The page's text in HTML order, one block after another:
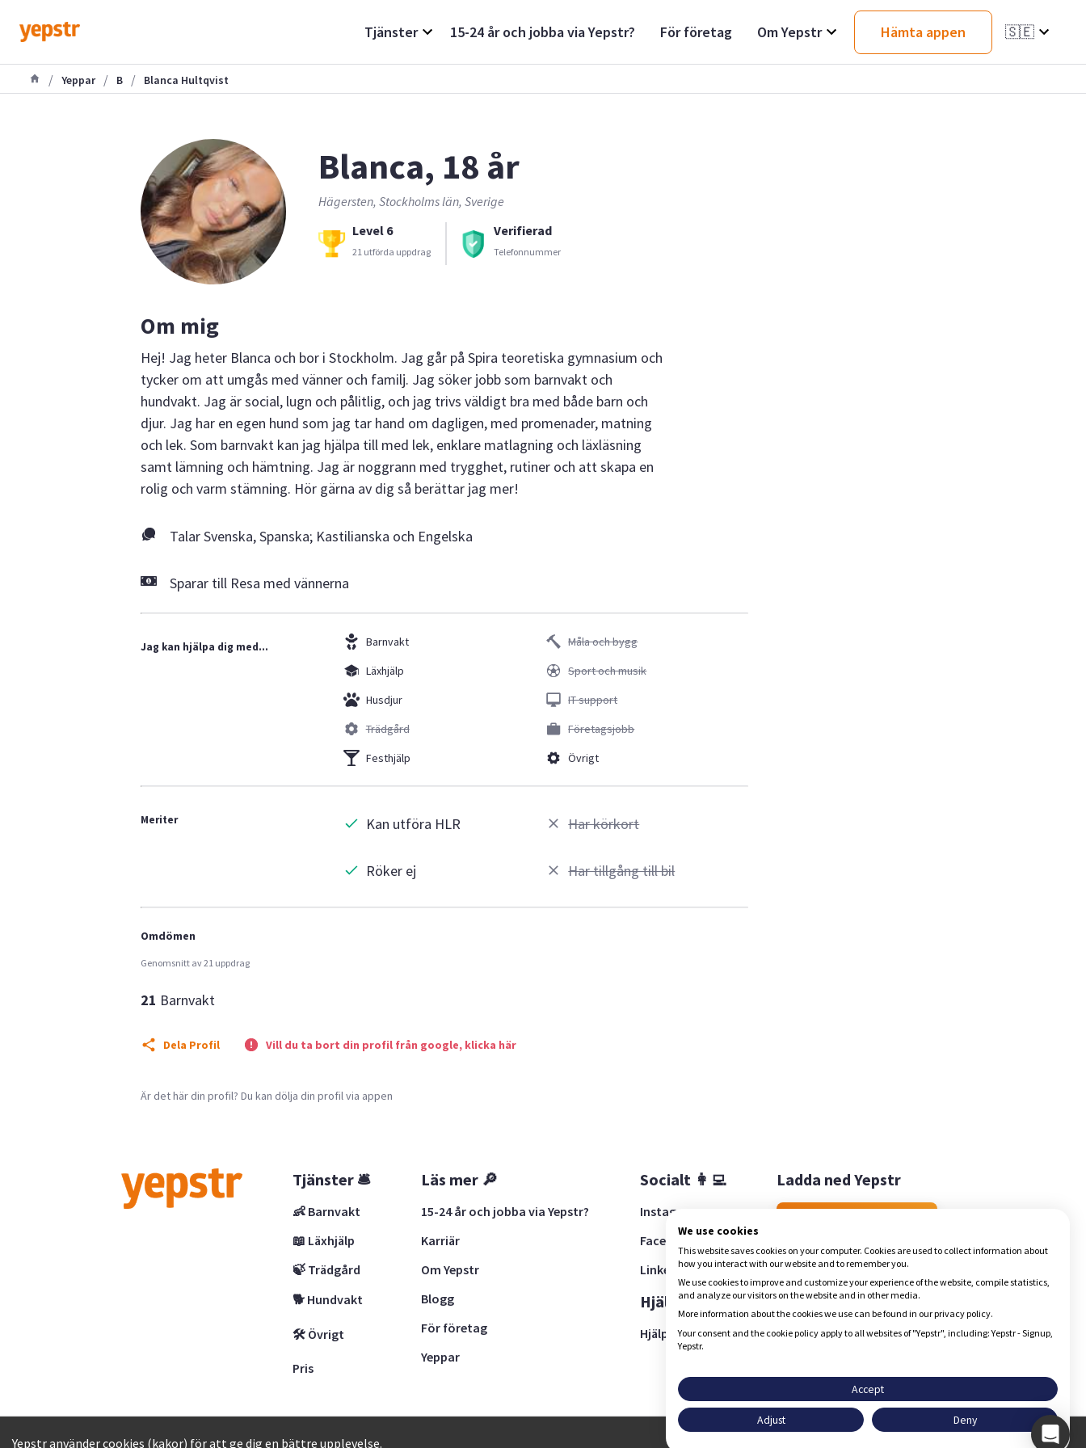
Tjänster 15-24 år och jobba via Yepstr? För företag Om Yepstr Hämta appen 🇸🇪
/ Yeppar / B / Blanca Hultqvist
Blanca, 18 år
Hägersten, Stockholms län, Sverige
Level 6
21 utförda uppdrag
Verifierad
Telefonnummer
Om mig
Hej! Jag heter Blanca och bor i Stockholm. Jag går på Spira teoretiska gymnasium och
tycker om att umgås med vänner och familj. Jag söker jobb som barnvakt och
hundvakt. Jag är social, lugn och pålitlig, och jag trivs väldigt bra med både barn och
djur. Jag har en egen hund som jag tar hand om dagligen, med promenader, matning
och lek. Som barnvakt kan jag hjälpa till med lek, enklare matlagning och läxläsning
samt lämning och hämtning. Jag är noggrann med trygghet, rutiner och att skapa en
rolig och varm stämning. Hör gärna av dig så berättar jag mer!
Talar Svenska, Spanska; Kastilianska och Engelska
Sparar till Resa med vännerna
Jag kan hjälpa dig med...
Barnvakt
Läxhjälp
Husdjur
Trädgård
Festhjälp
Måla och bygg
Sport och musik
IT support
Företagsjobb
Övrigt
Meriter Kan utföra HLR
Röker ej
Har körkort
Har tillgång till bil
Omdömen
Genomsnitt av 21 uppdrag
21 Barnvakt
Dela Profil Vill du ta bort din profil från google, klicka här
Är det här din profil? Du kan dölja din profil via appen
Tjänster 🛎
👶 Barnvakt
📖 Läxhjälp
🍃 Trädgård
🐕 Hundvakt
🛠 Övrigt
Pris
Läs mer 🔎
15-24 år och jobba via Yepstr?
Karriär
Om Yepstr
Blogg
För företag
Yeppar
Socialt 👩‍💻
Instagram
Facebook
LinkedIn
Hjälp 🚨
Hjälpcenter
Ladda ned Yepstr
Yepstr AB • Org. 556997-9817 • Skeppsbron 28, 111 30 Stockholm
Yepstr använder cookies (kakor) för att ge dig en bättre upplevelse.
We use cookies
This website saves cookies on your computer. Cookies are used to collect information about
how you interact with our website and to remember you.
We use cookies to improve and customize your experience of the website, compile statistics,
and analyze our visitors on the website and in other media.
More information about the cookies we use can be found in our privacy policy.
Your consent and the cookie policy apply to all websites of "Yepstr", including: Yepstr - Signup,
Yepstr.
Accept
Adjust Deny